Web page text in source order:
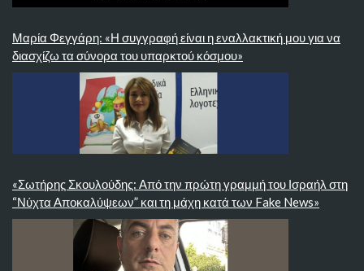
Μαρία Φεγγάρη: «Η συγγραφή είναι η εναλλακτική μου για να
διασχίζω τα σύνορα του υπαρκτού κόσμου»
«Σωτήρης Σκουλούδης: Από την πρώτη γραμμή του Ισραήλ στη
“Νύχτα Αποκαλύψεων” και τη μάχη κατά των Fake News»